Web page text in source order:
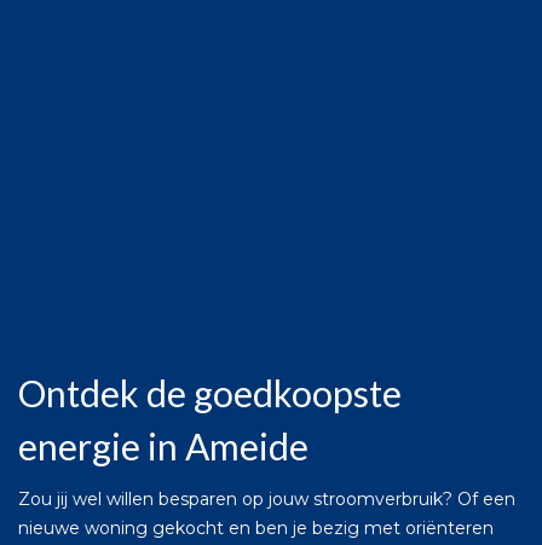
Ontdek de goedkoopste
energie in Ameide
Zou jij wel willen besparen op jouw stroomverbruik? Of een
nieuwe woning gekocht en ben je bezig met oriënteren